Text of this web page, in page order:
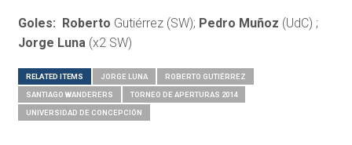
Goles: Roberto Gutiérrez (SW); Pedro Muñoz (UdC) ;
Jorge Luna (x2 SW)
RELATED ITEMS JORGE LUNA ROBERTO GUTIÉRREZ
SANTIAGO WANDERERS TORNEO DE APERTURAS 2014
UNIVERSIDAD DE CONCEPCIÓN